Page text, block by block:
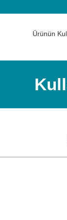
Ürünün